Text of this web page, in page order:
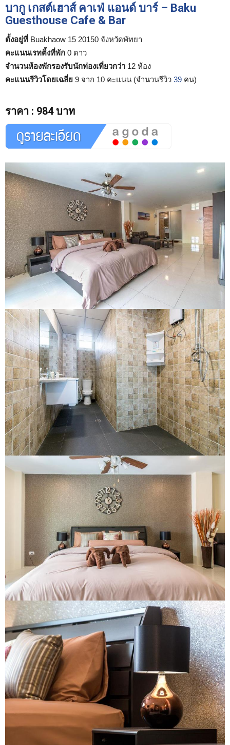
บากู เกสต์เฮาส์ คาเฟ่ แอนด์ บาร์ – Baku
Guesthouse Cafe & Bar
ตั้งอยู่ที่ Buakhaow 15 20150 จังหวัดพัทยา
คะแนนเรทติ้งที่พัก 0 ดาว
จำนวนห้องพักรองรับนักท่องเที่ยวกว่า 12 ห้อง
คะแนนรีวิวโดยเฉลี่ย 9 จาก 10 คะแนน (จำนวนรีวิว 39 คน)
ราคา : 984 บาท